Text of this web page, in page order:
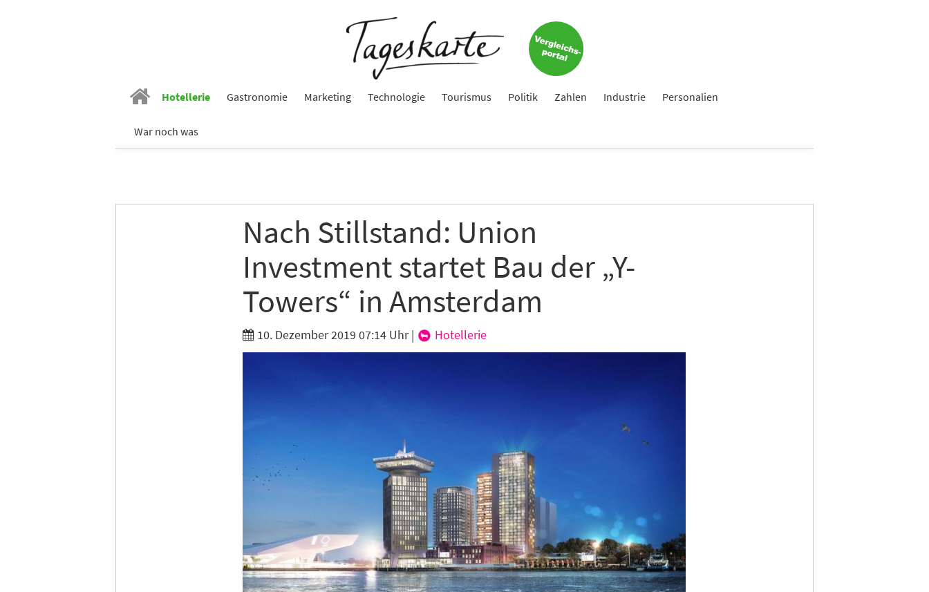
Hotellerie Gastronomie Marketing Technologie Tourismus Politik Zahlen Industrie Personalien
War noch was
Nach Stillstand: Union
Investment startet Bau der „Y-
Towers“ in Amsterdam
10. Dezember 2019 07:14 Uhr| Hotellerie